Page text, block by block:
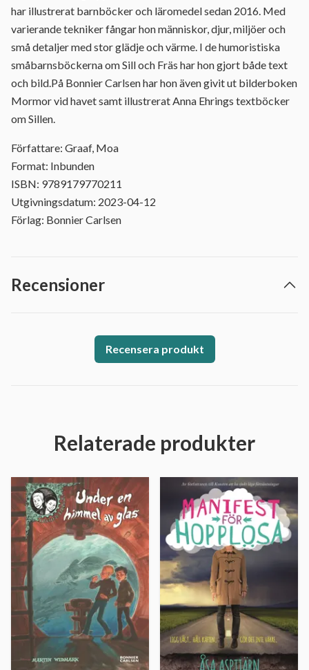
har illustrerat barnböcker och läromedel sedan 2016. Med
varierande tekniker fångar hon människor, djur, miljöer och
små detaljer med stor glädje och värme. I de humoristiska
småbarnsböckerna om Sill och Fräs har hon gjort både text
och bild.På Bonnier Carlsen har hon även givit ut bilderboken
Mormor vid havet samt illustrerat Anna Ehrings textböcker
om Sillen.
Författare: Graaf, Moa
Format: Inbunden
ISBN: 9789179770211
Utgivningsdatum: 2023-04-12
Förlag: Bonnier Carlsen
Recensioner
Recensera produkt
Relaterade produkter